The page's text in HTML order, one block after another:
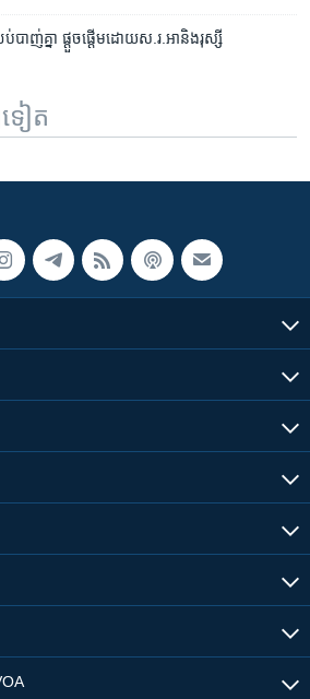
ញ់​គ្នា ផ្តួចផ្តើម​ដោយ​ស.រ.អា​និង​រុស្សី
ទៀត